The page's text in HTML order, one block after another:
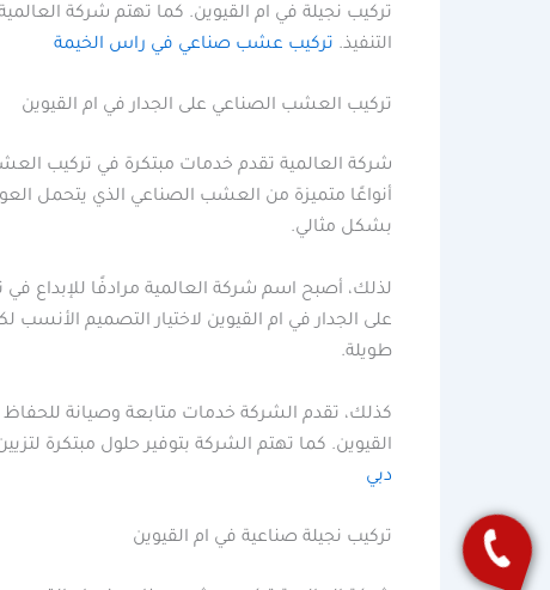
تركيب نجيلة في ام القيوين. كما تهتم شركة
التنفيذ. تركيب عشب صناعي في راس الخيمة
تركيب العشب الصناعي على الجدار في ام القيوين
شركة العالمية تقدم خدمات مبتكرة في تركيب
أنواعًا متميزة من العشب الصناعي الذي يتحمل
بشكل مثالي.
لذلك، أصبح اسم شركة العالمية مرادفًا للإبداع
على الجدار في ام القيوين لاختيار التصميم
طويلة.
كذلك، تقدم الشركة خدمات متابعة وصيانة للحفاظ
القيوين. كما تهتم الشركة بتوفير حلول مبتكرة
دبي
تركيب نجيلة صناعية في ام القيوين